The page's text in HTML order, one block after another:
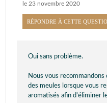
le 23 novembre 2020
RÉPONDRE À CETTE
Oui sans problème.
Nous vous
des meules lorsque vous
aromatisés afin d'éliminer